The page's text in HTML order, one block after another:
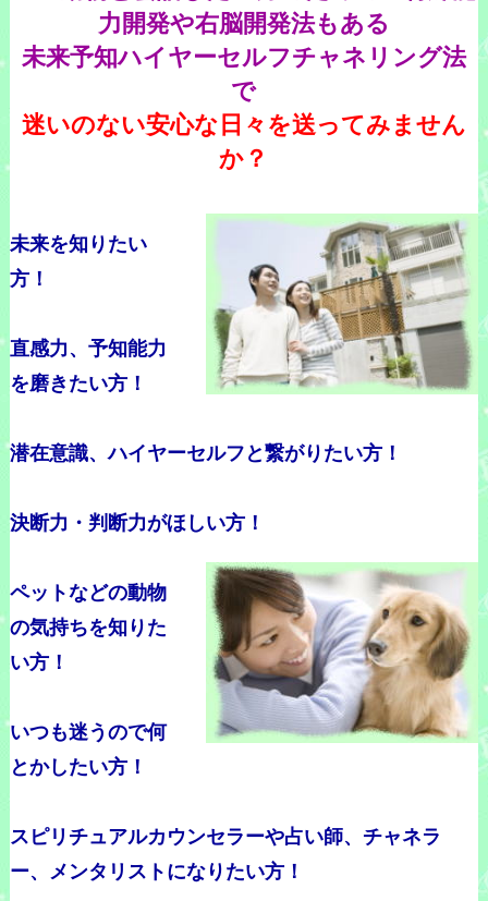
力開発や右脳開発法もある
未来予知ハイヤーセルフチャネリング法
で
迷いのない安心な日々を送ってみません
か？
未来を知りたい
方！
直感力、予知能力
を磨きたい方！
潜在意識、ハイヤーセルフと繋がりたい方！
決断力・判断力がほしい方！
ペットなどの動物
の気持ちを知りた
い方！
いつも迷うので何
とかしたい方！
スピリチュアルカウンセラーや占い師、チャネラ
ー、メンタリストになりたい方！